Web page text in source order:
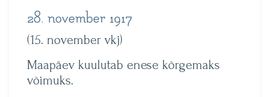
28. november 1917
(15. november vkj)
Maapäev kuulutab enese kõrgemaks
võimuks.